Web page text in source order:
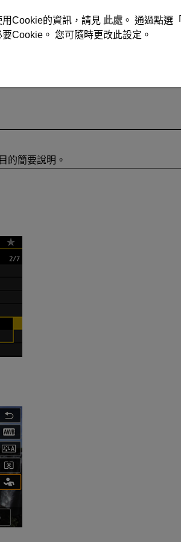
的簡要說明。
Cookie的資訊，請見 此處 。 通過點選「
Cookie。 您可隨時更改此設定。